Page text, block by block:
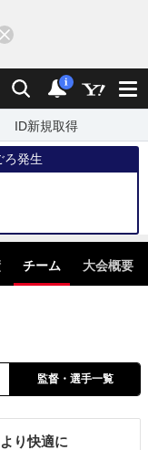
検索 通知
i
ID新規取得
ろ発生
チーム 大会概要
監督・選手一覧
り快適に